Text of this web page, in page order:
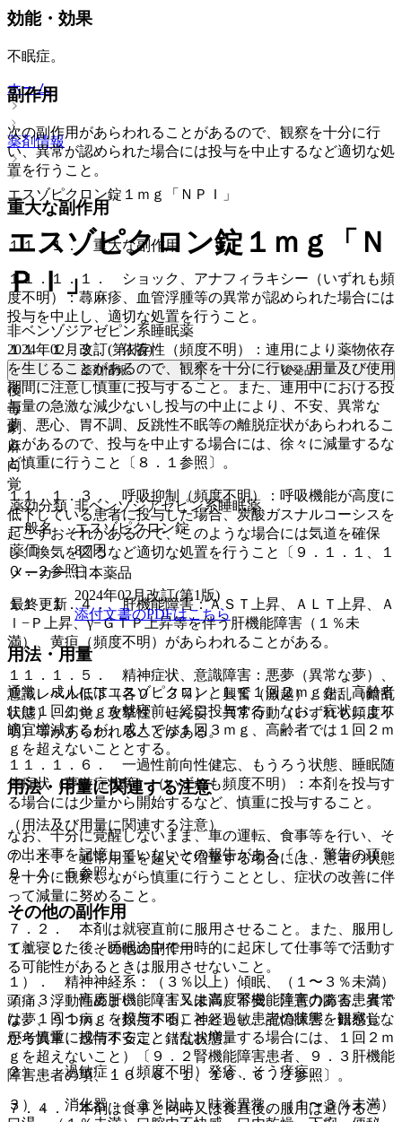
効能・効果
不眠症。
副作用
次の副作用があらわれることがあるので、観察を十分に行
い、異常が認められた場合には投与を中止するなど適切な処
置を行うこと。
重大な副作用
１１．１． 重大な副作用
１１．１．１． ショック、アナフィラキシー（いずれも頻
度不明）：蕁麻疹、血管浮腫等の異常が認められた場合には
投与を中止し、適切な処置を行うこと。
１１．１．２． 依存性（頻度不明）：連用により薬物依存
を生じることがあるので、観察を十分に行い、用量及び使用
期間に注意し慎重に投与すること。また、連用中における投
与量の急激な減少ないし投与の中止により、不安、異常な
夢、悪心、胃不調、反跳性不眠等の離脱症状があらわれるこ
とがあるので、投与を中止する場合には、徐々に減量するな
ど慎重に行うこと〔８．１参照〕。
１１．１．３． 呼吸抑制（頻度不明）：呼吸機能が高度に
低下している患者に投与した場合、炭酸ガスナルコーシスを
起こすおそれがあるので、このような場合には気道を確保
し、換気を図るなど適切な処置を行うこと〔９．１．１、１
０．２参照〕。
１１．１．４． 肝機能障害：ＡＳＴ上昇、ＡＬＴ上昇、Ａ
ｌ−Ｐ上昇、γ−ＧＴＰ上昇等を伴う肝機能障害（１％未
満）、黄疸（頻度不明）があらわれることがある。
１１．１．５． 精神症状、意識障害：悪夢（異常な夢）、
意識レベル低下（各０．３％）、興奮（激越）、錯乱（錯乱
状態）、幻覚、攻撃性、せん妄、異常行動（いずれも頻度不
明）等があらわれることがある。
１１．１．６． 一過性前向性健忘、もうろう状態、睡眠随
伴症状（夢遊症状等）（いずれも頻度不明）：本剤を投与す
る場合には少量から開始するなど、慎重に投与すること。
なお、十分に覚醒しないまま、車の運転、食事等を行い、そ
の出来事を記憶していないとの報告がある〔１．警告の項、
９．１．５参照〕。
その他の副作用
１１．２． その他の副作用
１）． 精神神経系：（３％以上）傾眠、（１〜３％未満）
頭痛、浮動性めまい、（１％未満）不安、注意力障害、異常
な夢、うつ病、（頻度不明）神経過敏、記憶障害、錯感覚、
思考異常、感情不安定、錯乱状態。
２）． 過敏症：（頻度不明）発疹、そう痒症。
３）． 消化器：（３％以上）味覚異常、（１〜３％未満）
ホーム
薬剤情報
エスゾピクロン錠１ｍｇ「ＮＰＩ」
エスゾピクロン錠１ｍｇ「Ｎ
ＰＩ」
非ベンゾジアゼピン系睡眠薬
2024年02月改訂(第1版)
薬剤情報 後発品
後
毒
劇
麻
向
覚
薬効分類 非ベンゾジアゼピン系睡眠薬
一般名
エスゾピクロン錠
薬価
8.7円
メーカー 日本薬品
最終更新
2024年02月改訂(第1版)
添付文書のPDFはこちら
用法・用量
通常、成人にはエスゾピクロンとして１回２ｍｇを、高齢者
には１回１ｍｇを就寝前に経口投与する。なお、症状により
適宜増減するが、成人では１回３ｍｇ、高齢者では１回２ｍ
ｇを超えないこととする。
用法・用量に関連する注意
（用法及び用量に関連する注意）
７．１． 通常用量を超えて増量する場合には、患者の状態
を十分に観察しながら慎重に行うこととし、症状の改善に伴
って減量に努めること。
７．２． 本剤は就寝直前に服用させること。また、服用し
て就寝した後、睡眠途中で一時的に起床して仕事等で活動す
る可能性があるときは服用させないこと。
７．３． 高度肝機能障害又は高度腎機能障害のある患者で
は、１回１ｍｇを投与することとし、患者の状態を観察しな
がら慎重に投与すること（なお増量する場合には、１回２ｍ
ｇを超えないこと）〔９．２腎機能障害患者、９．３肝機能
障害患者の項、１６．６．１、１６．６．２参照〕。
７．４． 本剤は食事と同時又は食直後の服用は避けるこ